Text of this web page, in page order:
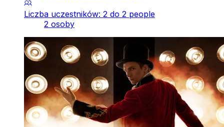
Liczba uczestników: 2 do 2 people
2 osoby